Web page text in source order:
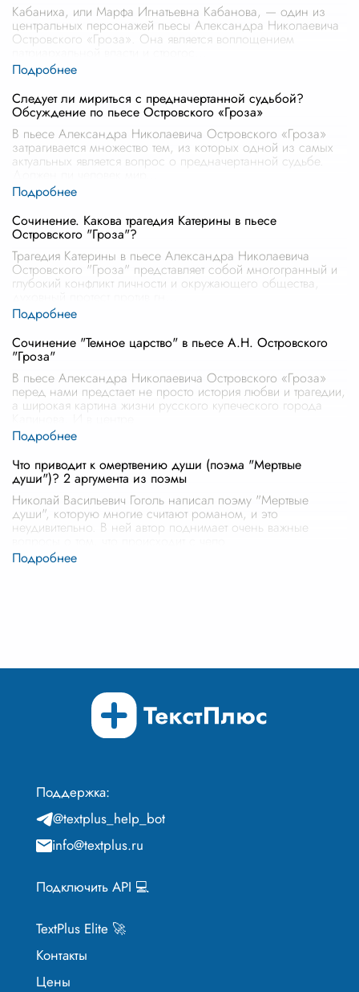
Кабаниха, или Марфа Игнатьевна Кабанова, — один из
центральных персонажей пьесы Александра Николаевича
Островского «Гроза». Она является воплощением
Следует ли мириться с предначертанной судьбой?
Обсуждение по пьесе Островского «Гроза»
В пьесе Александра Николаевича Островского «Гроза»
затрагивается множество тем, из которых одной из самых
актуальных является вопрос о предначертанной судьбе.
Сочинение. Какова трагедия Катерины в пьесе
Островского "Гроза"?
Трагедия Катерины в пьесе Александра Николаевича
Островского "Гроза" представляет собой многогранный и
глубокий конфликт личности и окружающего общества,
Сочинение "Темное царство" в пьесе А.Н. Островского
"Гроза"
В пьесе Александра Николаевича Островского «Гроза»
перед нами предстает не просто история любви и трагедии,
а широкая картина жизни русского купеческого города
Что приводит к омертвению души (поэма "Мертвые
души")? 2 аргумента из поэмы
Николай Васильевич Гоголь написал поэму "Мертвые
души", которую многие считают романом, и это
неудивительно. В ней автор поднимает очень важные
Поддержка:
@textplus_help_bot
info@textplus.ru
Подключить API 💻
TextPlus Elite 🚀
Контакты
Цены